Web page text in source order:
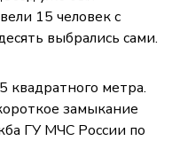
15 человек с
выбрались сами.
квадратного метра.
замыкание
ГУ МЧС России по